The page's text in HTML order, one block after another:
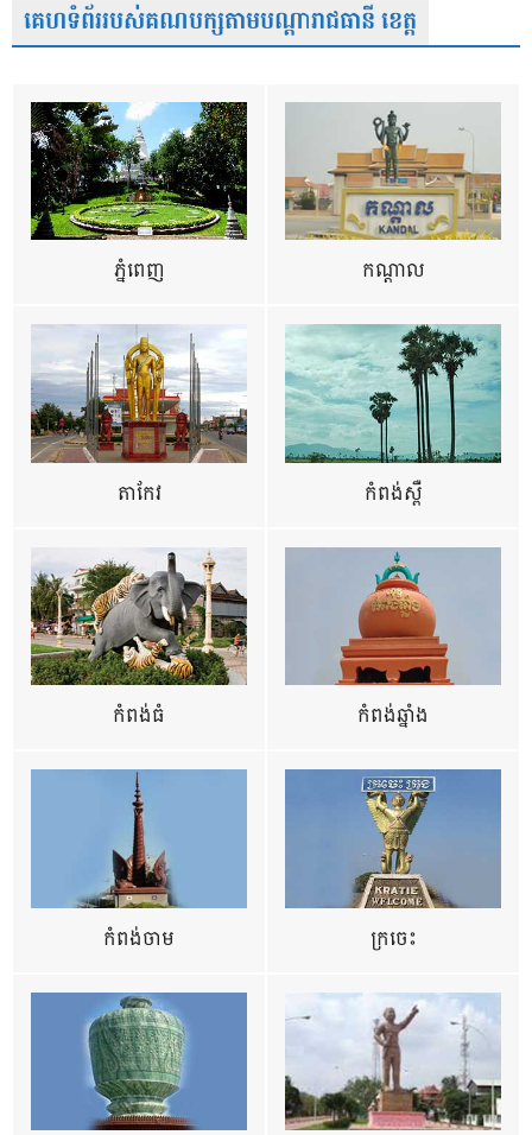
គេហទំព័ររបស់គណបក្សតាមបណ្តារាជធានី ខេត្ត
ភ្នំពេញ កណ្តាល
តាកែវ កំពង់ស្ពឺ
កំពង់ធំ កំពង់ឆ្នាំង
កំពង់ចាម ក្រចេះ